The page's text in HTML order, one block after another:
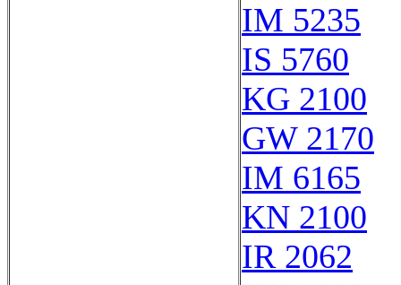
IM 5235
IS 5760
KG 2100
GW 2170
IM 6165
KN 2100
IR 2062